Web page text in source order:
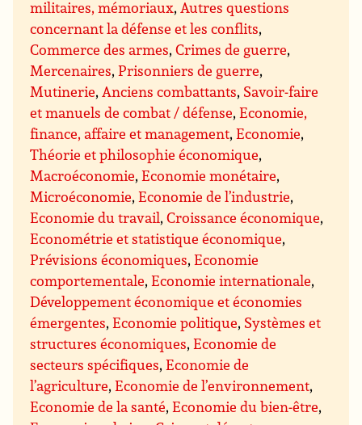
militaires, mémoriaux,Autres questions
concernant la défense et les conflits,
Commerce des armes,Crimes de guerre,
Mercenaires,Prisonniers de guerre,
Mutinerie,Anciens combattants, Savoir-faire
et manuels de combat / défense,Economie,
finance, affaire et management,Economie,
Théorie et philosophie économique,
Macroéconomie,Economie monétaire,
Microéconomie,Economie de l’industrie,
Economie du travail,Croissance économique,
Econométrie et statistique économique,
Prévisions économiques,Economie
comportementale,Economie internationale,
Développement économique et économies
émergentes,Economie politique, Systèmes et
structures économiques,Economie de
secteurs spécifiques,Economie de
l’agriculture,Economie de l’environnement,
Economie de la santé,Economie du bien-être,